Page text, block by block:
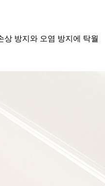
상 방지와 오염 방지에 탁월